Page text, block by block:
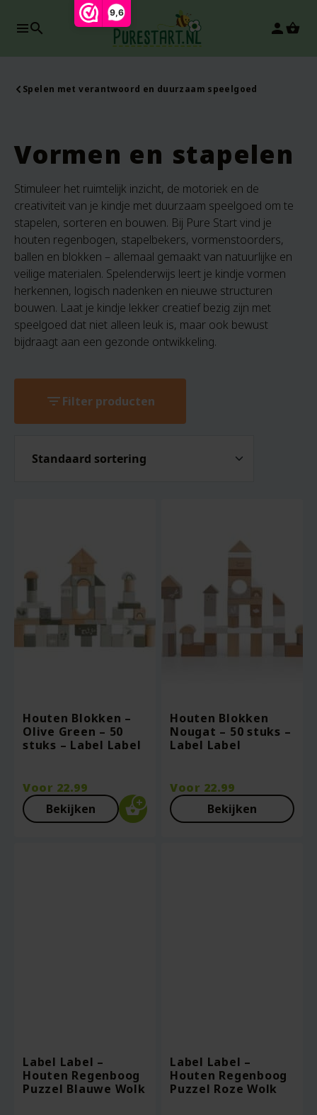
9,6
search person
Spelen met verantwoord en duurzaam speelgoed
Vormen en stapelen
Stimuleer het ruimtelijk inzicht, de motoriek en de
creativiteit van je kindje met duurzaam speelgoed om te
stapelen, sorteren en bouwen. Bij Pure Start vind je
houten regenbogen, stapelbekers, vormenstoorders,
ballen en blokken – allemaal gemaakt van natuurlijke en
veilige materialen. Spelenderwijs leert je kindje vormen
herkennen, logisch nadenken en nieuwe structuren
bouwen. Laat je kindje lekker creatief bezig zijn met
speelgoed dat niet alleen leuk is, maar ook bewust
bijdraagt aan een gezonde ontwikkeling.
filter_listFilter producten
Houten Blokken –
Olive Green – 50
stuks – Label Label
Voor 22.99
Bekijken
Houten Blokken
Nougat – 50 stuks –
Label Label
Voor 22.99
Bekijken
Label Label –
Houten Regenboog
Puzzel Blauwe Wolk
Label Label –
Houten Regenboog
Puzzel Roze Wolk